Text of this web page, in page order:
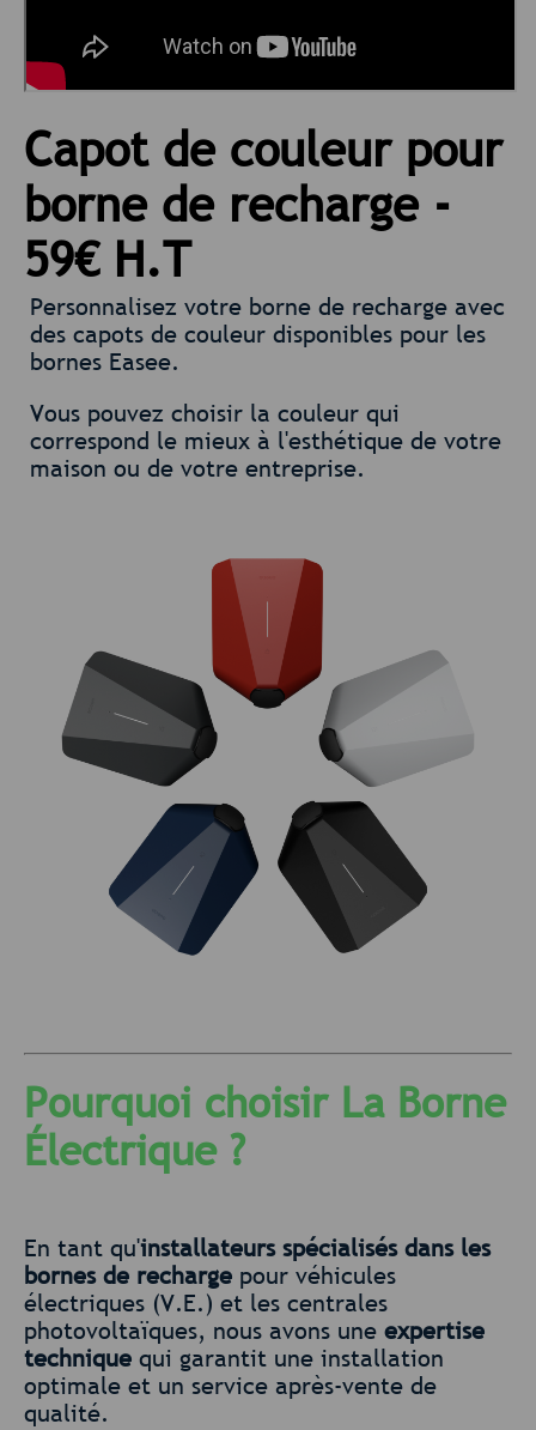
Capot de couleur pour
borne de recharge -
59€ H.T
Personnalisez votre borne de recharge avec
des capots de couleur disponibles pour les
bornes Easee.
Vous pouvez choisir la couleur qui
correspond le mieux à l'esthétique de votre
maison ou de votre entreprise.
Pourquoi choisir La Borne
Électrique ?
En tant qu'installateurs spécialisés dans les
bornes de recharge pour véhicules
électriques (V.E.) et les centrales
photovoltaïques, nous avons une expertise
technique qui garantit une installation
optimale et un service après-vente de
qualité.